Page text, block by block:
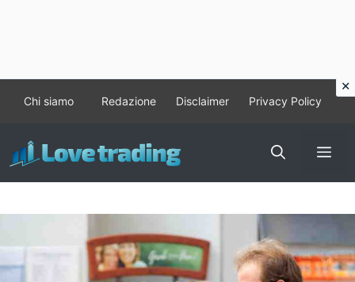
contenuto
Chi siamo Redazione Disclaimer Privacy Policy